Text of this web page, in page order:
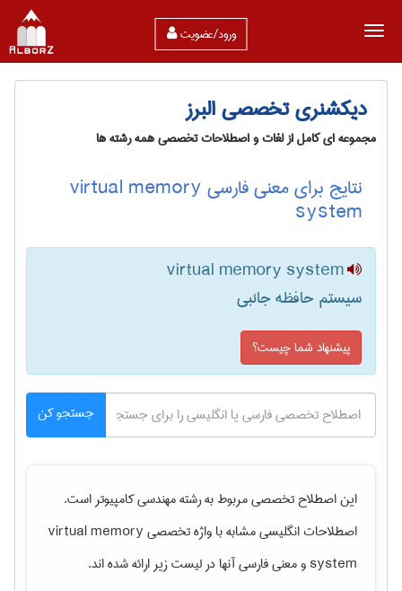
ورود/عضویت
دیکشنری تخصصی البرز
مجموعه ای کامل از لغات و اصطلاحات تخصصی همه رشته ها
نتایج برای معنی فارسی virtual memory
system
virtual memory system
سیستم حافظه جانبی
پیشنهاد شما چیست؟
جستجو کن
این اصطلاح تخصصی مربوط به رشتهمهندسی كامپيوتراست.
اصطلاحات انگلیسی مشابه با واژه تخصصیvirtual memory
systemو معنی فارسی آنها در لیست زیر ارائه شده اند.